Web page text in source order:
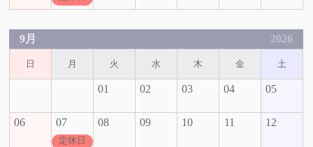
9月 2026
日 月 火 水 木 金 土
01 02 03 04 05
06 07
定休日
08 09 10 11 12